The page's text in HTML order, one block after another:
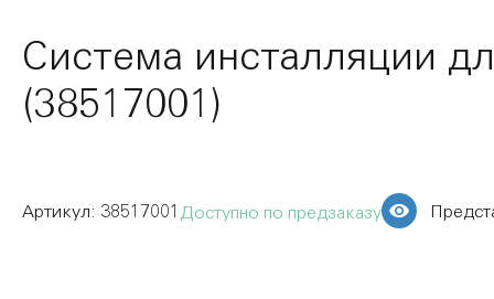
Система инсталляции
(38517001)
Доступно по предзаказу
38517001